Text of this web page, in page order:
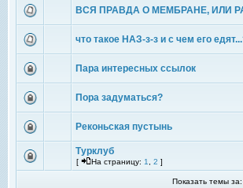
ВСЯ ПРАВДА О МЕМБРАНЕ, ИЛИ
что такое НАЗ-з-з и с чем его
Пара интересных ссылок
Пора задуматься?
Реконьская пустынь
Турклуб
[ На страницу: 1 2 ]
Показать темы за: